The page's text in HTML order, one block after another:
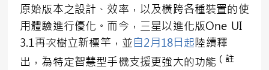
原始版本之設計、效率，以及橫跨各種裝置的使
用體驗進行優化。而今，三星以進化版One UI
3.1再次樹立新標竿，並自2月18日起陸續釋
出，為特定智慧型手機支援更強大的功能 （註